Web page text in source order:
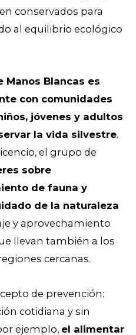
conservados para
al equilibrio ecológico
Manos Blancas es
con comunidades
jóvenes y adultos
la vida silvestre.
el grupo de
sobre
de fauna y
de la naturaleza
y aprovechamiento
llevan también a los
cercanas.
de prevención:
cotidiana y sin
ejemplo, el alimentar